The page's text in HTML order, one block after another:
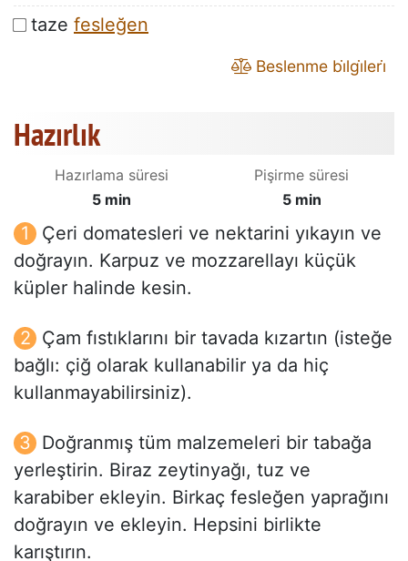
taze fesleğen
Beslenme bi̇lgi̇leri̇
Hazırlık
Hazırlama süresi
5 min
Pişirme süresi
5 min
Çeri domatesleri ve nektarini yıkayın ve
doğrayın. Karpuz ve mozzarellayı küçük
küpler halinde kesin.
Çam fıstıklarını bir tavada kızartın (isteğe
bağlı: çiğ olarak kullanabilir ya da hiç
kullanmayabilirsiniz).
Doğranmış tüm malzemeleri bir tabağa
yerleştirin. Biraz zeytinyağı, tuz ve
karabiber ekleyin. Birkaç fesleğen yaprağını
doğrayın ve ekleyin. Hepsini birlikte
karıştırın.